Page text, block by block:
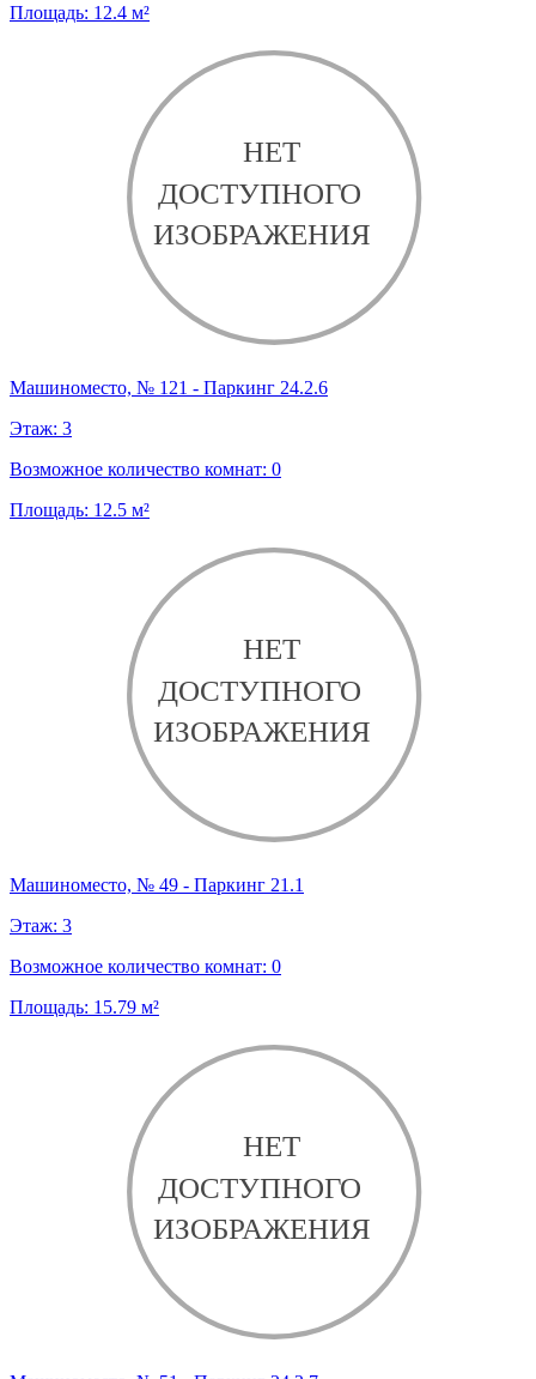
Площадь: 12.4 м²
Машиноместо, № 121 - Паркинг 24.2.6
Этаж: 3
Возможное количество комнат: 0
Площадь: 12.5 м²
Машиноместо, № 49 - Паркинг 21.1
Этаж: 3
Возможное количество комнат: 0
Площадь: 15.79 м²